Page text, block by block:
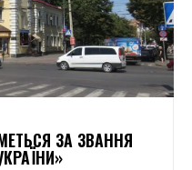
ЗА ЗВАННЯ